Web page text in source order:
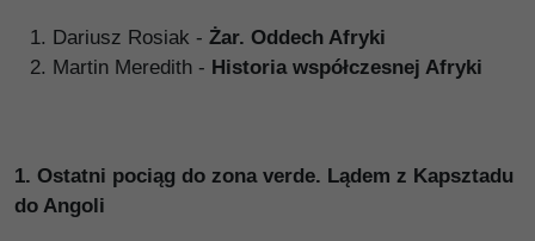
Dariusz Rosiak - Żar. Oddech Afryki
Martin Meredith - Historia współczesnej Afryki
1. Ostatni pociąg do zona verde. Lądem z Kapsztadu
do Angoli